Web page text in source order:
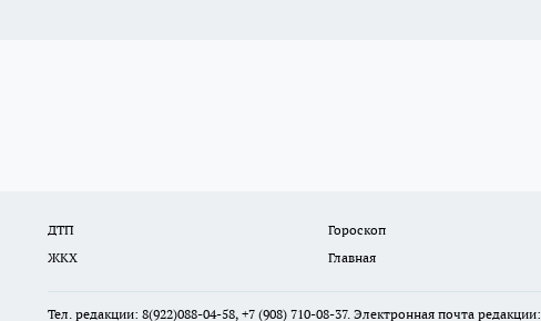
ДТП Гороскоп
ЖКХ
Главная
Тел. редакции: 8(922)088-04-58, +7 (908) 710-08-37. Электронная почта редакции: